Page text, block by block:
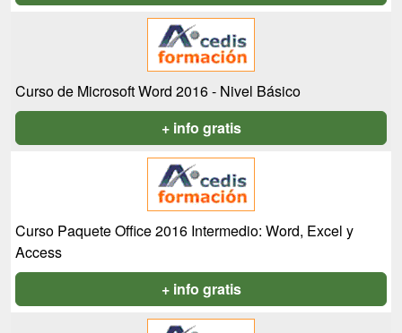
Curso de Microsoft Word 2016 - Nivel Básico
+ info gratis
Curso Paquete Office 2016 Intermedio: Word, Excel y
Access
+ info gratis